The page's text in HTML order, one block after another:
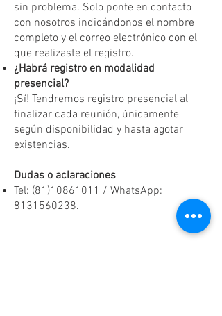
sin problema. Solo ponte en contacto
con nosotros indicándonos el nombre
completo y el correo electrónico con el
que realizaste el registro.
¿Habrá registro en modalidad
presencial?
¡Sí! Tendremos registro presencial al
finalizar cada reunión, únicamente
según disponibilidad y hasta agotar
existencias.
Dudas o aclaraciones
Tel: (81)10861011 / WhatsApp:
8131560238.